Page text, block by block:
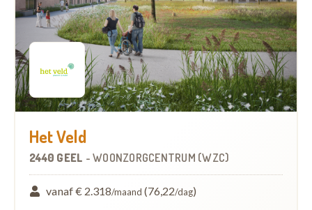
Het Veld
2440 GEEL - WOONZORGCENTRUM (WZC)
vanaf € 2.318/maand (76,22/dag)